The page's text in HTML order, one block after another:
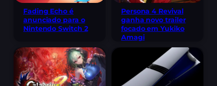
Fading Echo é
anunciado para o
Nintendo Switch 2
Persona 4 Revival
ganha novo trailer
focado em Yukiko
Amagi